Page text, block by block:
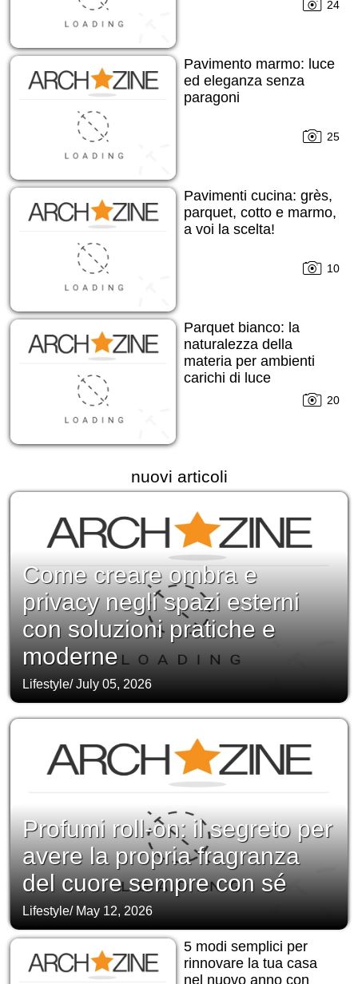
24
Pavimento marmo: luce
ed eleganza senza
paragoni
25
Pavimenti cucina: grès,
parquet, cotto e marmo,
a voi la scelta!
10
Parquet bianco: la
naturalezza della
materia per ambienti
carichi di luce
20
nuovi articoli
Come creare ombra e
privacy negli spazi esterni
con soluzioni pratiche e
moderne
Lifestyle/July 05, 2026
Profumi roll-on: il segreto per
avere la propria fragranza
del cuore sempre con sé
Lifestyle/ May 12, 2026
5 modi semplici per
rinnovare la tua casa
nel nuovo anno con